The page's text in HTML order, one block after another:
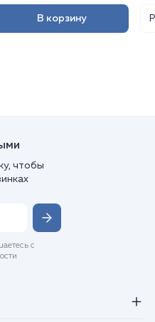
В корзину
чтобы
с